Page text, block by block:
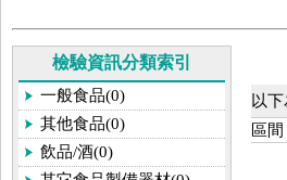
檢驗資訊分類索引
一般食品(0)
其他食品(0)
飲品/酒(0)
以
區間